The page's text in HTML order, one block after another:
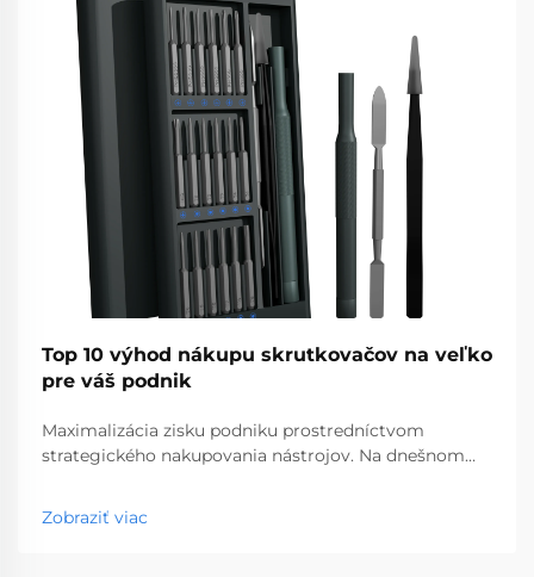
Top 10 výhod nákupu skrutkovačov na veľko
pre váš podnik
Maximalizácia zisku podniku prostredníctvom
strategického nakupovania nástrojov. Na dnešnom
materiálmi môžu múdre rozhodnutia týkajúce sa
nákupu výrazne ovplyvniť vašu ziskovosť. Nákup
Zobraziť viac